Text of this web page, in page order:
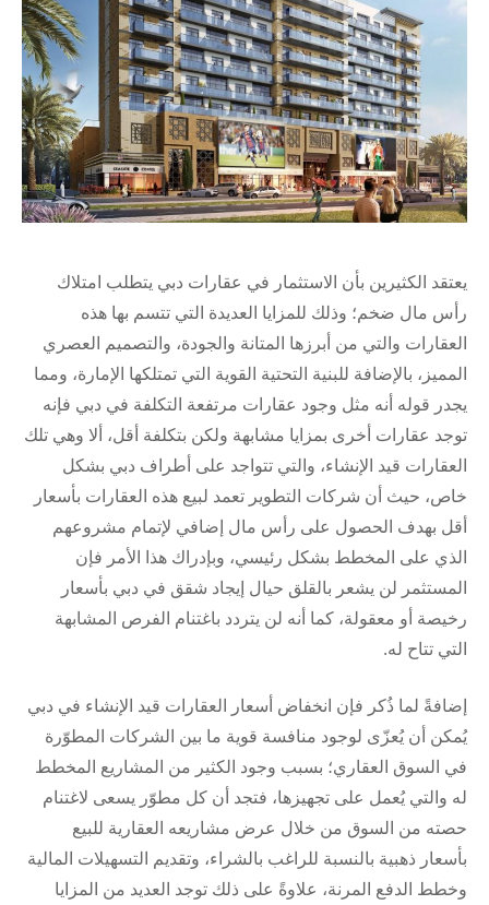
يعتقد الكثيرين بأن الاستثمار في عقارات دبي يتطلب امتلاك
رأس مال ضخم؛ وذلك للمزايا العديدة التي تتسم بها هذه
العقارات والتي من أبرزها المتانة والجودة، والتصميم العصري
المميز، بالإضافة للبنية التحتية القوية التي تمتلكها الإمارة، ومما
يجدر قوله أنه مثل وجود عقارات مرتفعة التكلفة في دبي فإنه
توجد عقارات أخرى بمزايا مشابهة ولكن بتكلفة أقل، ألا وهي تلك
العقارات قيد الإنشاء، والتي تتواجد على أطراف دبي بشكل
خاص، حيث أن شركات التطوير تعمد لبيع هذه العقارات بأسعار
أقل بهدف الحصول على رأس مال إضافي لإتمام مشروعهم
الذي على المخطط بشكل رئيسي، وبإدراك هذا الأمر فإن
المستثمر لن يشعر بالقلق حيال إيجاد شقق في دبي بأسعار
رخيصة أو معقولة، كما أنه لن يتردد باغتنام الفرص المشابهة
التي تتاح له.
إضافةً لما ذُكر فإن انخفاض أسعار العقارات قيد الإنشاء في دبي
يُمكن أن يُعزّى لوجود منافسة قوية ما بين الشركات المطوّرة
في السوق العقاري؛ بسبب وجود الكثير من المشاريع المخطط
له والتي يُعمل على تجهيزها، فتجد أن كل مطوّر يسعى لاغتنام
حصته من السوق من خلال عرض مشاريعه العقارية للبيع
بأسعار ذهبية بالنسبة للراغب بالشراء، وتقديم التسهيلات المالية
وخطط الدفع المرنة، علاوةً على ذلك توجد العديد من المزايا